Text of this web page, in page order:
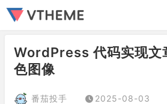
WordPress 代码实现文
色图像
番茄投手
2025-08-03